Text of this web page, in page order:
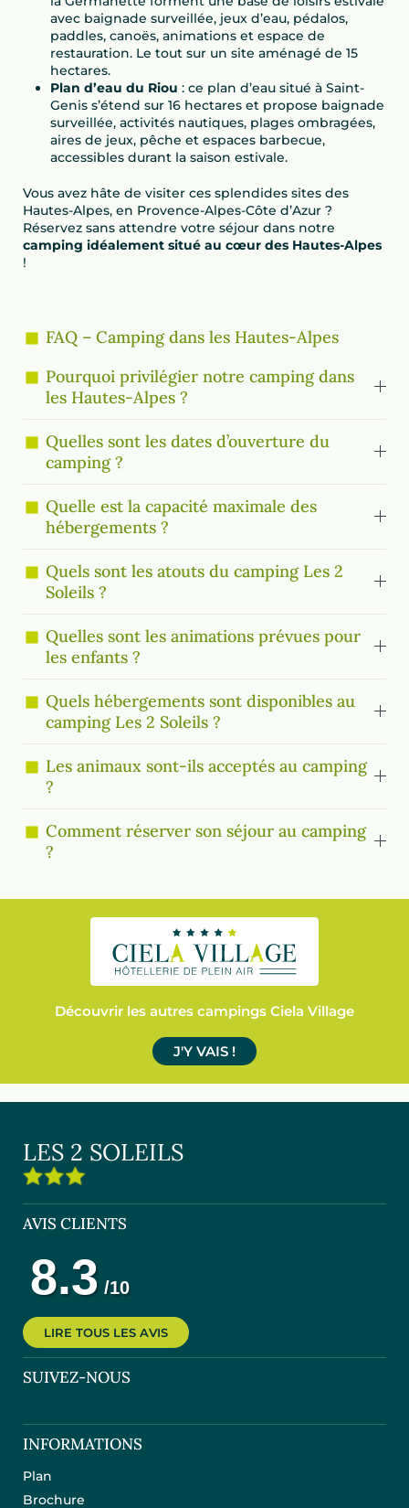
avec baignade surveillée, jeux d’eau, pédalos,
paddles, canoës, animations et espace de
restauration. Le tout sur un site aménagé de 15
hectares.
Plan d’eau du Riou : ce plan d’eau situé à Saint-
Genis s’étend sur 16 hectares et propose baignade
surveillée, activités nautiques, plages ombragées,
aires de jeux, pêche et espaces barbecue,
accessibles durant la saison estivale.
Vous avez hâte de visiter ces splendides sites des
Hautes-Alpes, en Provence-Alpes-Côte d’Azur ?
Réservez sans attendre votre séjour dans notre
camping idéalement situé au cœur des Hautes-Alpes
!
FAQ – Camping dans les Hautes-Alpes
Pourquoi privilégier notre camping dans
les Hautes-Alpes ?
Quelles sont les dates d’ouverture du
camping ?
Quelle est la capacité maximale des
hébergements ?
Quels sont les atouts du camping Les 2
Soleils ?
Quelles sont les animations prévues pour
les enfants ?
Quels hébergements sont disponibles au
camping Les 2 Soleils ?
Les animaux sont-ils acceptés au camping
?
Comment réserver son séjour au camping
?
Découvrir les autres campings Ciela Village
J'Y VAIS !
LES 2 SOLEILS
AVIS CLIENTS
LIRE TOUS LES AVIS
SUIVEZ-NOUS
INFORMATIONS
Plan
Brochure